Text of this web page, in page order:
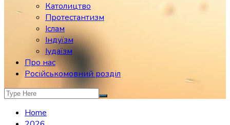
Католицтво
Протестантизм
Іслам
Індуїзм
Іудаїзм
Про нас
Російськомовний розділ
Home